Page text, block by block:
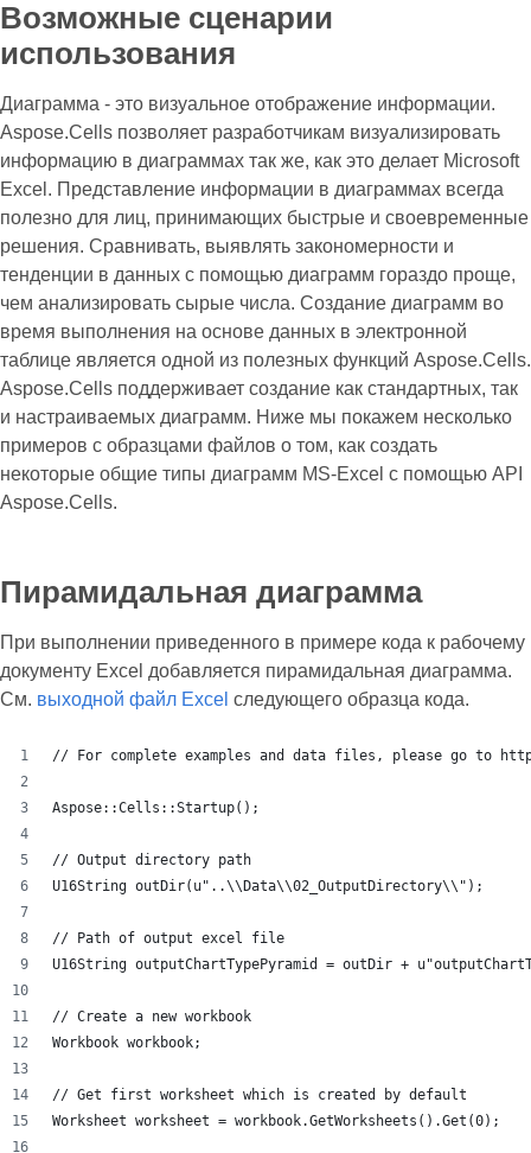
Возможные сценарии
использования
Диаграмма - это визуальное отображение информации.
Aspose.Cells позволяет разработчикам визуализировать
информацию в диаграммах так же, как это делает Microsoft
Excel. Представление информации в диаграммах всегда
полезно для лиц, принимающих быстрые и своевременные
решения. Сравнивать, выявлять закономерности и
тенденции в данных с помощью диаграмм гораздо проще,
чем анализировать сырые числа. Создание диаграмм во
время выполнения на основе данных в электронной
таблице является одной из полезных функций Aspose.Cells.
Aspose.Cells поддерживает создание как стандартных, так
и настраиваемых диаграмм. Ниже мы покажем несколько
примеров с образцами файлов о том, как создать
некоторые общие типы диаграмм MS-Excel с помощью API
Aspose.Cells.
Пирамидальная диаграмма
При выполнении приведенного в примере кода к рабочему
документу Excel добавляется пирамидальная диаграмма.
См. выходной файл Excel следующего образца кода.
// For complete examples and data files, please go to
Aspose::Cells::Startup();
// Output directory path
U16String outDir(u"..\\Data\\02_OutputDirectory\\");
// Path of output excel file
U16String outputChartTypePyramid = outDir +
// Create a new workbook
Workbook workbook;
// Get first worksheet which is created by default
Worksheet worksheet = workbook.GetWorksheets().Get(0);